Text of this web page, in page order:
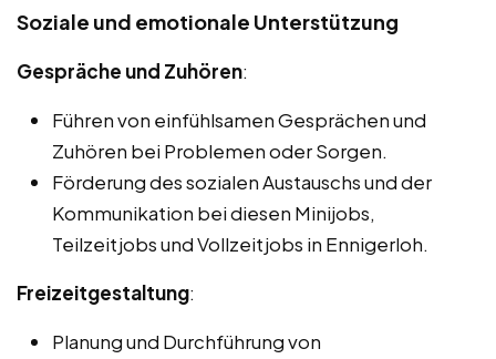
Soziale und emotionale Unterstützung
Gespräche und Zuhören:
Führen von einfühlsamen Gesprächen und
Zuhören bei Problemen oder Sorgen.
Förderung des sozialen Austauschs und der
Kommunikation bei diesen Minijobs,
Teilzeitjobs und Vollzeitjobs in Ennigerloh.
Freizeitgestaltung:
Planung und Durchführung von